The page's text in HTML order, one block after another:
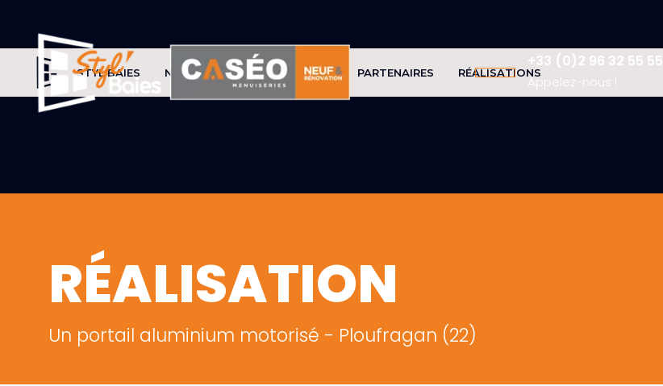
+33 (0)2 96 32 55 55
Appelez-nous !
STYL'BAIES NOS PRODUITS CONSEILS PARTENAIRES RÉALISATIONS
RÉALISATION
Un portail aluminium motorisé - Ploufragan (22)